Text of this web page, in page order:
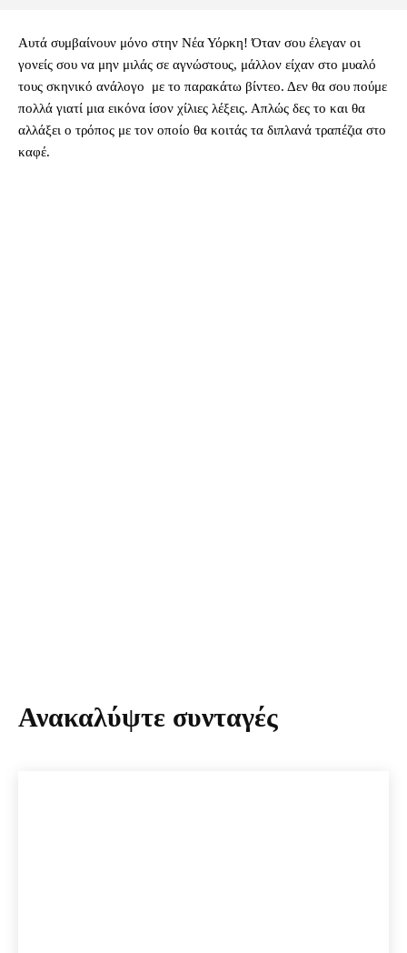
Αυτά συμβαίνουν μόνο στην Νέα Υόρκη! Όταν σου έλεγαν οι
γονείς σου να μην μιλάς σε αγνώστους, μάλλον είχαν στο μυαλό
τους σκηνικό ανάλογο με το παρακάτω βίντεο. Δεν θα σου πούμε
πολλά γιατί μια εικόνα ίσον χίλιες λέξεις. Απλώς δες το και θα
αλλάξει ο τρόπος με τον οποίο θα κοιτάς τα διπλανά τραπέζια στο
καφέ.
Ανακαλύψτε συνταγές